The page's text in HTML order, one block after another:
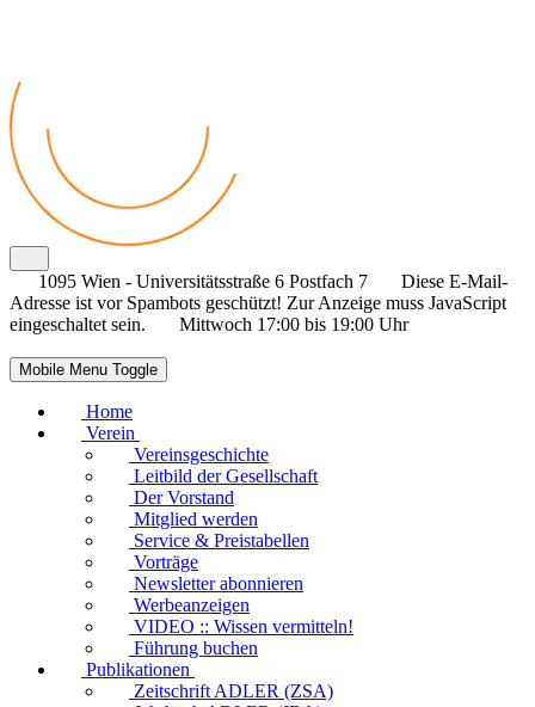
1095 Wien - Universitätsstraße 6 Postfach 7
Diese E-Mail-
Adresse ist vor Spambots geschützt! Zur Anzeige muss JavaScript
eingeschaltet sein.
Mittwoch 17:00 bis 19:00 Uhr
Mobile Menu Toggle
Home
Verein
Vereinsgeschichte
Leitbild der Gesellschaft
Der Vorstand
Mitglied werden
Service & Preistabellen
Vorträge
Newsletter abonnieren
Werbeanzeigen
VIDEO :: Wissen vermitteln!
Führung buchen
Publikationen
Zeitschrift ADLER (ZSA)